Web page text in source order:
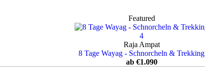
Featured
4
Raja Ampat
8 Tage Wayag - Schnorcheln & Trekking
ab €1.090